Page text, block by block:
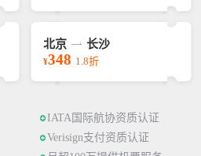
北京 长沙
¥348 1.8折
IATA国际航协资质认证
Verisign支付资质认证